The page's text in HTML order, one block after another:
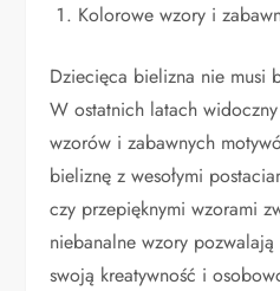
Kolorowe wzory i
Dziecięca bielizna nie musi
W ostatnich latach
wzorów i zabawnych
bieliznę z wesołymi
czy przepięknymi wzorami
niebanalne wzory pozwalają
swoją kreatywność i